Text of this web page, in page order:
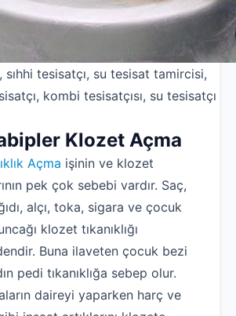
sıhhi tesisatçı, su tesisat tamircisi,
kombi tesisatçısı, su tesisatçı
Klozet Açma
Açma işinin ve klozet
pek çok sebebi vardır. Saç,
alçı, toka, sigara ve çocuk
klozet tıkanıklığı
Buna ilaveten çocuk bezi
pedi tıkanıklığa sebep olur.
daireyi yaparken harç ve